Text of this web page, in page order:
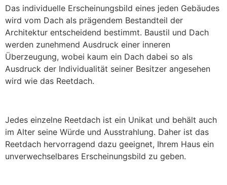
Das individuelle Erscheinungsbild eines jeden Gebäudes
wird vom Dach als prägendem Bestandteil der
Architektur entscheidend bestimmt. Baustil und Dach
werden zunehmend Ausdruck einer inneren
Überzeugung, wobei kaum ein Dach dabei so als
Ausdruck der Individualität seiner Besitzer angesehen
wird wie das Reetdach.
Jedes einzelne Reetdach ist ein Unikat und behält auch
im Alter seine Würde und Ausstrahlung. Daher ist das
Reetdach hervorragend dazu geeignet, Ihrem Haus ein
unverwechselbares Erscheinungsbild zu geben.